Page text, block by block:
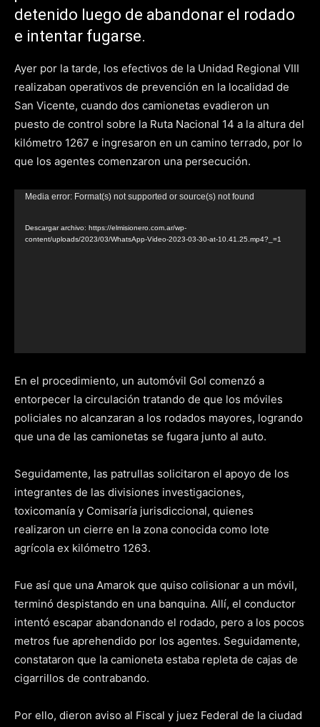
detenido luego de abandonar el rodado
e intentar fugarse.
Ayer por la tarde, los efectivos de la Unidad Regional VIII
realizaban operativos de prevención en la localidad de
San Vicente, cuando dos camionetas evadieron un
puesto de control sobre la Ruta Nacional 14 a la altura del
kilómetro 1267 e ingresaron en un camino terrado, por lo
que los agentes comenzaron una persecución.
Reproductor
video
Media error: Format(s) not supported or source(s) not found
Descargar archivo: https://elmisionero.com.ar/wp-
content/uploads/2023/03/WhatsApp-Video-2023-03-30-at-10.41.25.mp4?_=1
En el procedimiento, un automóvil Gol comenzó a
entorpecer la circulación tratando de que los móviles
policiales no alcanzaran a los rodados mayores, logrando
que una de las camionetas se fugara junto al auto.
Seguidamente, las patrullas solicitaron el apoyo de los
integrantes de las divisiones investigaciones,
toxicomanía y Comisaría jurisdiccional, quienes
realizaron un cierre en la zona conocida como lote
agrícola ex kilómetro 1263.
Fue así que una Amarok que quiso colisionar a un móvil,
terminó despistando en una banquina. Allí, el conductor
intentó escapar abandonando el rodado, pero a los pocos
metros fue aprehendido por los agentes. Seguidamente,
constataron que la camioneta estaba repleta de cajas de
cigarrillos de contrabando.
Por ello, dieron aviso al Fiscal y juez Federal de la ciudad